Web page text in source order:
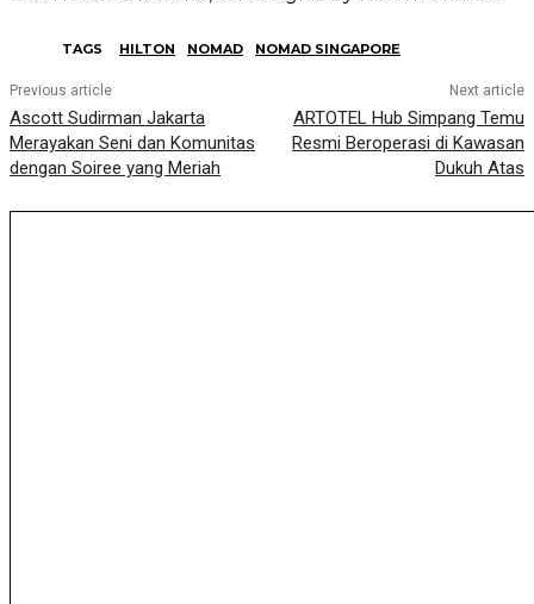
TAGS HILTON NOMAD NOMAD SINGAPORE
Previous article
Ascott Sudirman Jakarta
Merayakan Seni dan Komunitas
dengan Soiree yang Meriah
Next article
ARTOTEL Hub Simpang Temu
Resmi Beroperasi di Kawasan
Dukuh Atas